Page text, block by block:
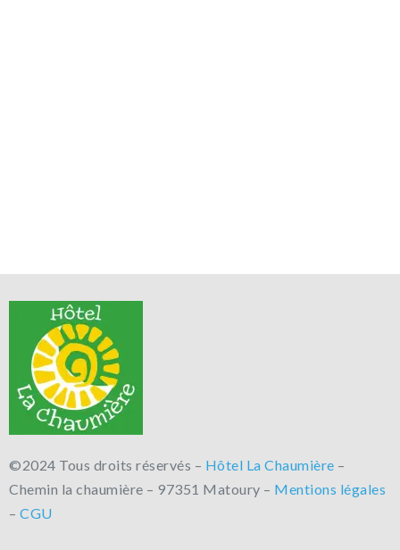
©2024 Tous droits réservés – Hôtel La Chaumière –
Chemin la chaumière – 97351 Matoury – Mentions légales
– CGU